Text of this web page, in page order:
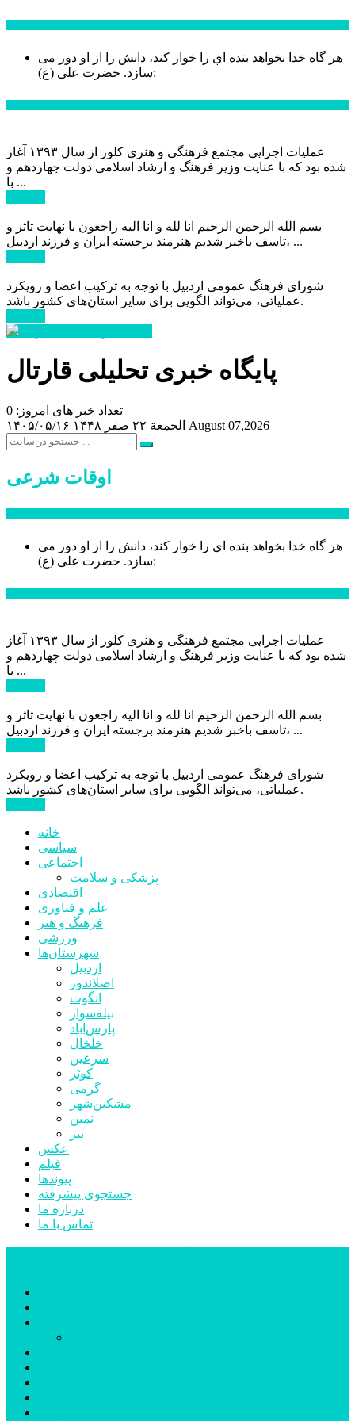
هر گاه خدا بخواهد بنده اي را خوار كند، دانش را از او دور می
سازد.حضرت علی (ع):
عملیات اجرایی مجتمع فرهنگی و هنری کلور از سال ۱۳۹۳ آغاز
شده بود که با عنایت وزیر فرهنگ و ارشاد اسلامی دولت چهاردهم و
با ...
بسم الله الرحمن الرحیم انا لله و انا الیه راجعون با نهایت تاثر و
تاسف باخبر شدیم هنرمند برجسته ایران و فرزند اردبیل، ...
شورای فرهنگ عمومی اردبیل با توجه به ترکیب اعضا و رویکرد
عملیاتی، می‌تواند الگویی برای سایر استان‌های کشور باشد.
پایگاه خبری تحلیلی قارتال
تعداد خبر های امروز: 0
۱۴۰۵/۰۵/۱۶
الجمعة ۲۲ صفر ۱۴۴۸ August 07,2026
اوقات شرعی
هر گاه خدا بخواهد بنده اي را خوار كند، دانش را از او دور می
سازد.حضرت علی (ع):
عملیات اجرایی مجتمع فرهنگی و هنری کلور از سال ۱۳۹۳ آغاز
شده بود که با عنایت وزیر فرهنگ و ارشاد اسلامی دولت چهاردهم و
با ...
بسم الله الرحمن الرحیم انا لله و انا الیه راجعون با نهایت تاثر و
تاسف باخبر شدیم هنرمند برجسته ایران و فرزند اردبیل، ...
شورای فرهنگ عمومی اردبیل با توجه به ترکیب اعضا و رویکرد
عملیاتی، می‌تواند الگویی برای سایر استان‌های کشور باشد.
خانه
سیاسی
اجتماعی
پزشکی و سلامت
اقتصادی
علم و فناوری
فرهنگ و هنر
ورزشی
شهرستان‌ها
اردبیل
اصلاندوز
انگوت
بیله‌سوار
پارس‌آباد
خلخال
سرعین
کوثر
گرمی
مشکین‌شهر
نمین
نیر
عکس
فیلم
پیوندها
جستجوی پیشرفته
درباره ما
تماس با ما